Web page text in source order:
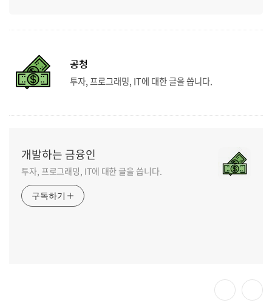
공청
투자, 프로그래밍, IT에 대한 글을 씁니다.
개발하는 금융인
투자, 프로그래밍, IT에 대한 글을 씁니다.
구독하기